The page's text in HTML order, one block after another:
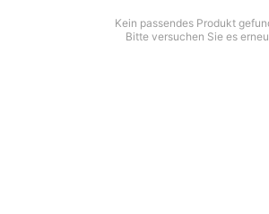
Kein passendes Produkt
Bitte versuchen Sie es